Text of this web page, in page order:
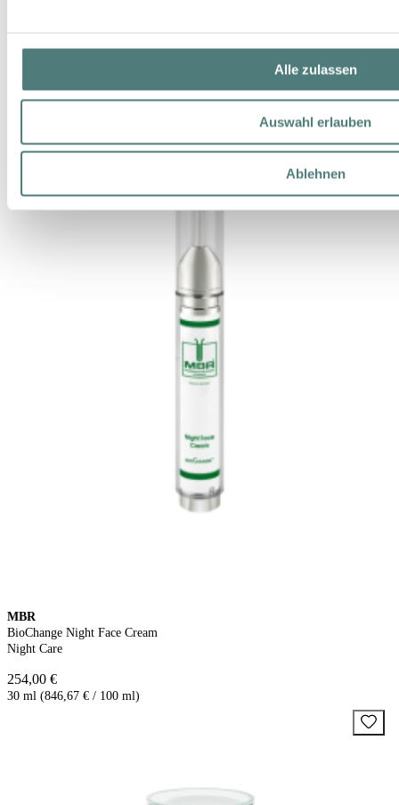
Alle zulassen
Auswahl erlauben
Ablehnen
184,00 €
30 ml (613,33 € / 100 ml)
MBR
BioChange Night Face Cream
Night Care
254,00 €
30 ml (846,67 € / 100 ml)